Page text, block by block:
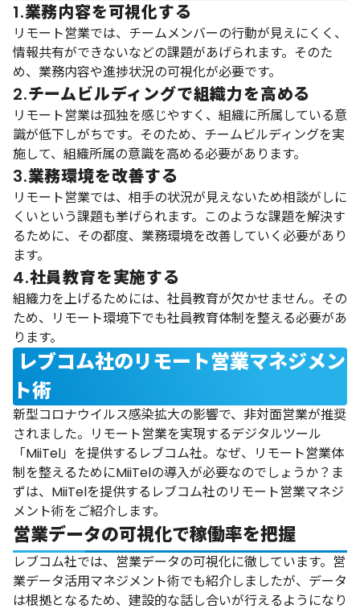
1.業務内容を可視化する
リモート営業では、チームメンバーの行動が見えにくく、
情報共有ができないなどの課題があげられます。そのた
め、業務内容や進捗状況の可視化が必要です。
2.チームビルディングで組織力を高める
リモート営業は孤独を感じやすく、組織に所属している意
識が低下しがちです。そのため、チームビルディングを実
施して、組織所属の意識を高める必要があります。
3.業務環境を改善する
リモート営業では、相手の状況が見えないため相談がしに
くいという課題も挙げられます。このような課題を解決す
るために、その都度、業務環境を改善していく必要があり
ます。
4.社員教育を実施する
組織力を上げるためには、社員教育が欠かせません。その
ため、リモート環境下でも社員教育体制を整える必要があ
ります。
レブコム社のリモート営業マネジメン
ト術
新型コロナウイルス感染拡大の影響で、非対面営業が推奨
されました。リモート営業を実現するデジタルツール
「MiiTel」を提供するレブコム社。なぜ、リモート営業体
制を整えるためにMiiTelの導入が必要なのでしょうか？ま
ずは、MiiTelを提供するレブコム社のリモート営業マネジ
メント術をご紹介します。
営業データの可視化で稼働率を把握
レブコム社では、営業データの可視化に徹しています。営
業データ活用マネジメント術でも紹介しましたが、データ
は根拠となるため、建設的な話し合いが行えるようになり